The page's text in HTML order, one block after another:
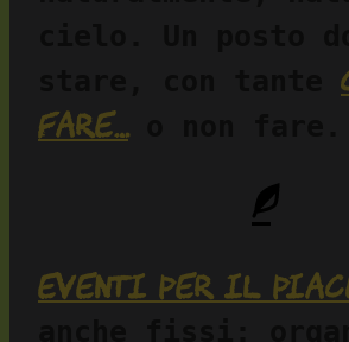
fare… o non fare.
Eventi per il